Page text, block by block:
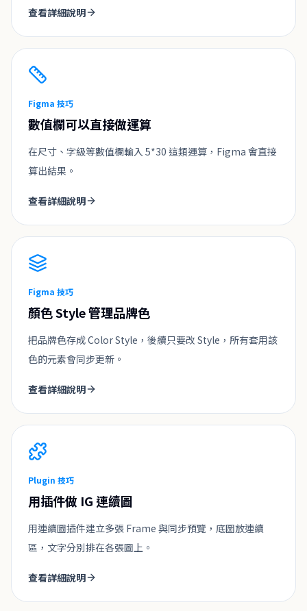
查看詳細說明
Figma 技巧
數值欄可以直接做運算
在尺寸、字級等數值欄輸入 5*30 這類運算，Figma 會直接
算出結果。
查看詳細說明
Figma 技巧
顏色 Style 管理品牌色
把品牌色存成 Color Style，後續只要改 Style，所有套用該
色的元素會同步更新。
查看詳細說明
Plugin 技巧
用插件做 IG 連續圖
用連續圖插件建立多張 Frame 與同步預覽，底圖放連續
區，文字分別排在各張圖上。
查看詳細說明